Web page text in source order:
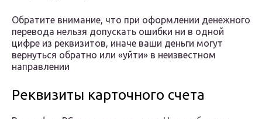
Обратите внимание, что при оформлении денежного
перевода нельзя допускать ошибки ни в одной
цифре из реквизитов, иначе ваши деньги могут
вернуться обратно или «уйти» в неизвестном
направлении
Реквизиты карточного счета